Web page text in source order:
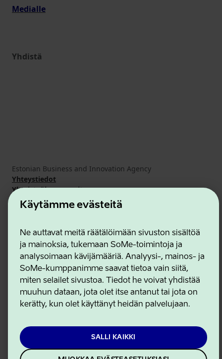
Käytämme evästeitä
Ne auttavat meitä räätälöimään sivuston sisältöä
ja mainoksia, tukemaan SoMe-toimintoja ja
analysoimaan kävijämääriä. Analyysi-, mainos- ja
SoMe-kumppanimme saavat tietoa vain siitä,
miten selailet sivustoa. Tiedot he voivat yhdistää
muuhun dataan, jota olet itse antanut tai jota on
kerätty, kun olet käyttänyt heidän palvelujaan.
SALLI KAIKKI
Medialle
Yhdistä
Estonian Business and Innovation Agency
Yhteystiedot
Yhteistyökumppanit
Käyttöehdot
Eväste- ja tietosuojakäytäntö